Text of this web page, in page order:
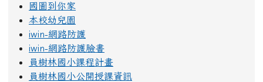
國圖到你家
本校幼兒園
iwin-網路防護
iwin-網路防護臉書
員樹林國小課程計畫
員樹林國小公開授課資訊